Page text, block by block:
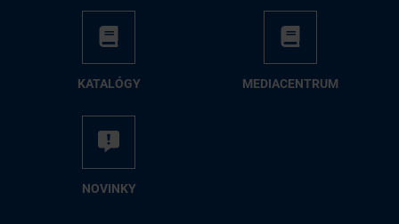
KA­TA­LÓ­GY ME­DIA­CEN­TRUM
NO­VIN­KY